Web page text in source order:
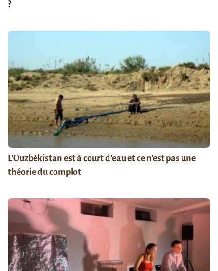
?
L’Ouzbékistan est à court d’eau et ce n’est pas une
théorie du complot